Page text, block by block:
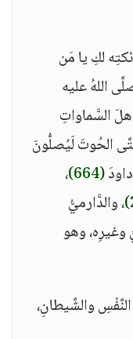
لكِ يا مَن
اللهُ عليه
السَّماواتِ
الحُوتَ لَيُصلُّونَ
(664)
،
، والدَّارميُّ
وغيرِه، وهو
والشَّيطانِ،